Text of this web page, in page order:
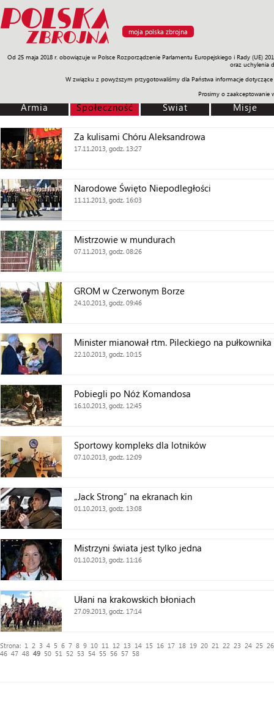
moja polska zbrojna
Od 25 maja 2018 r. obowiązuje w Polsce Rozporządzenie Parlamentu Europejskiego i Rady
oraz uchylenia
W związku z powyższym przygotowaliśmy dla Państwa informacje
Prosimy o
Armia Poligon Sprzęt Misje Polityka Prawo Świat
Armia Społeczność Świat Misje
Za kulisami Chóru Aleksandrowa
17.11.2013, godz. 13:27
Narodowe Święto Niepodległości
11.11.2013, godz. 16:03
Mistrzowie w mundurach
07.11.2013, godz. 08:26
GROM w Czerwonym Borze
24.10.2013, godz. 09:46
Minister mianował rtm. Pileckiego na pułkownika
22.10.2013, godz. 10:15
Pobiegli po Nóż Komandosa
16.10.2013, godz. 12:45
Sportowy kompleks dla lotników
07.10.2013, godz. 12:09
„Jack Strong” na ekranach kin
01.10.2013, godz. 13:08
Mistrzyni świata jest tylko jedna
01.10.2013, godz. 11:16
Ułani na krakowskich błoniach
27.09.2013, godz. 17:14
Strona: 1 2 3 4 5 6 7 8 9 10 11 12 13 14 15 16 17 18 19 20 21 22 23 24 25
26
46 47 48 49 50 51 52 53 54 55 56 57 58